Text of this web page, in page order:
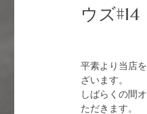
ウズ#14
平素より当店
ざいます。
しばらくの間
ただきます。